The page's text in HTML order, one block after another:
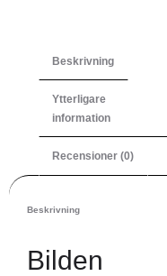
Beskrivning
Ytterligare
information
Recensioner (0)
Beskrivning
Bilden